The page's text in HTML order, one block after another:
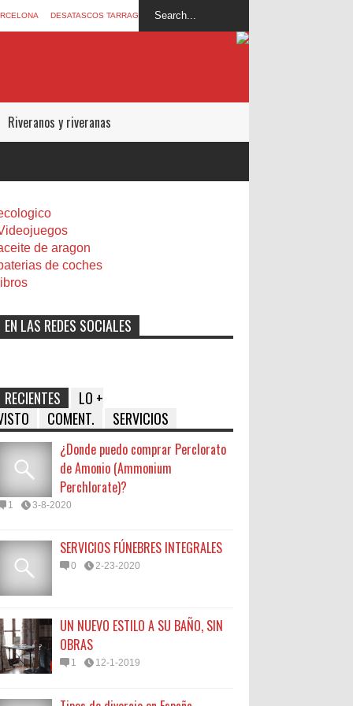
DESATASCOS TARRAGONA
Riveranos y riveranas
de aragon
de coches
libros
EN LAS REDES SOCIALES
RECIENTES
LO +
COMENT. SERVICIOS
¿Donde puedo comprar Perclorato
de Amonio (Ammonium
Perchlorate)?
1 3-8-2020
SERVICIOS FÚNEBRES INTEGRALES
0 2-23-2020
UN NUEVO ESTILO A SU BAÑO, SIN
OBRAS
1 12-1-2019